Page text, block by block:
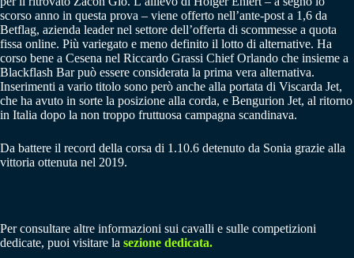
scorso anno in questa prova – viene offerto nell’ante-post a 1,6 da
Betflag, azienda leader nel settore dell’offerta di scommesse a quota
fissa online. Più variegato e meno definito il lotto di alternative. Ha
corso bene a Cesena nel Riccardo Grassi Chief Orlando che insieme a
Blackflash Bar può essere considerata la prima vera alternativa.
Inserimenti a vario titolo sono però anche alla portata di Viscarda Jet,
che ha avuto in sorte la posizione alla corda, e Bengurion Jet, al ritorno
in Italia dopo la non troppo fruttuosa campagna scandinava.
Da battere il record della corsa di 1.10.6 detenuto da Sonia grazie alla
vittoria ottenuta nel 2019.
Per consultare altre informazioni sui cavalli e sulle competizioni
dedicate, puoi visitare la sezione dedicata.